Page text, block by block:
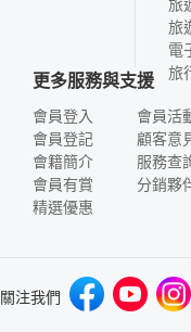
旅
電
旅
更多服務與支援
會員登入
會員登記
會籍簡介
會員有賞
精選優惠
會員活
顧客意
服務查
分銷夥
關注我們